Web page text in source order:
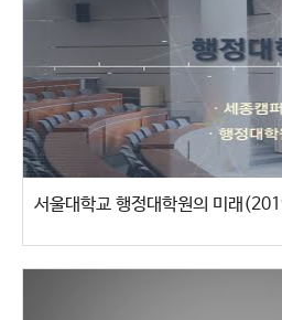
서울대학교 행정대학원의 미래